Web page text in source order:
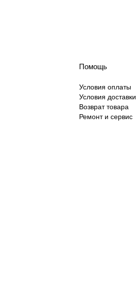
Помощь
Условия оплаты
Условия доставки
Возврат товара
Ремонт и сервис